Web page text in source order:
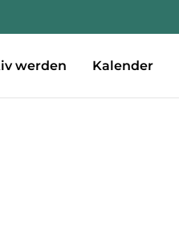
werden Kalender